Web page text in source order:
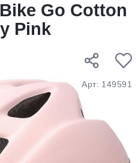
Go Cotton
Pink
Арт: 149591